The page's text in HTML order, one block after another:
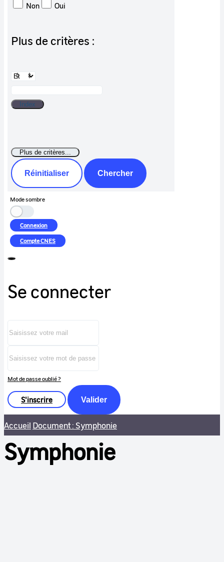
Non
Oui
Plus de critères :
Réinitialiser Chercher
Mode sombre
Connexion
CompteCNES
Se connecter
Mot de passe oublié ?
S'inscrire Valider
Accueil Document : Symphonie
Symphonie